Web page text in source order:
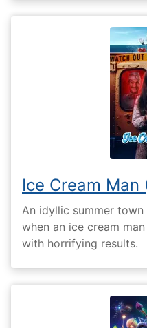
Ice Cream Man
An idyllic summer
when an ice cream
with horrifying results.